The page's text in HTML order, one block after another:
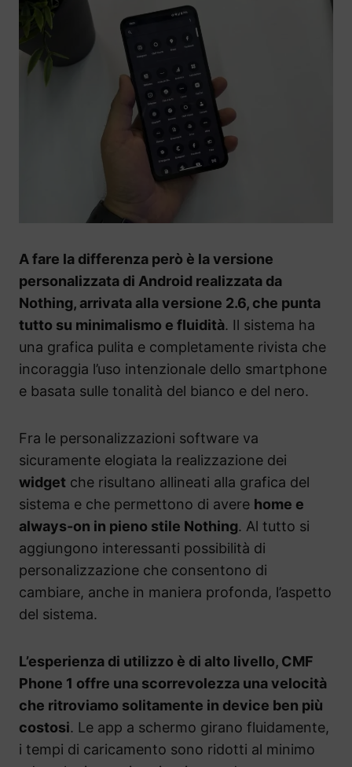
A fare la differenza però è la versione
personalizzata di Android realizzata da
Nothing, arrivata alla versione 2.6, che punta
tutto su minimalismo e fluidità. Il sistema ha
una grafica pulita e completamente rivista che
incoraggia l’uso intenzionale dello smartphone
e basata sulle tonalità del bianco e del nero.
Fra le personalizzazioni software va
sicuramente elogiata la realizzazione dei
widget che risultano allineati alla grafica del
sistema e che permettono di avere home e
always-on in pieno stile Nothing. Al tutto si
aggiungono interessanti possibilità di
personalizzazione che consentono di
cambiare, anche in maniera profonda, l’aspetto
del sistema.
L’esperienza di utilizzo è di alto livello, CMF
Phone 1 offre una scorrevolezza una velocità
che ritroviamo solitamente in device ben più
costosi. Le app a schermo girano fluidamente,
i tempi di caricamento sono ridotti al minimo